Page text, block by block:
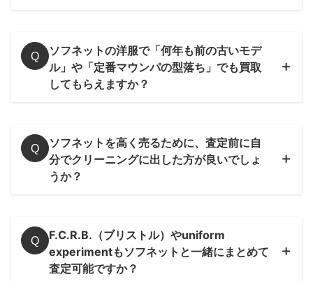
Q
ソフネットの洋服で「何年も前の古いモデ
ル」や「定番マウンパの型落ち」でも買取
してもらえますか？
Q
ソフネットを高く売るために、査定前に自
分でクリーニングに出した方が良いでしょ
うか？
Q
F.C.R.B.（ブリストル）やuniform
experimentもソフネットと一緒にまとめて
査定可能ですか？